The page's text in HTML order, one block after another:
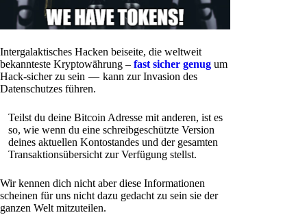
Intergalaktisches Hacken beiseite, die weltweit
bekannteste Kryptowährung – fast sicher genug um
Hack-sicher zu sein — kann zur Invasion des
Datenschutzes führen.
Teilst du deine Bitcoin Adresse mit anderen, ist es
so, wie wenn du eine schreibgeschützte Version
deines aktuellen Kontostandes und der gesamten
Transaktionsübersicht zur Verfügung stellst.
Wir kennen dich nicht aber diese Informationen
scheinen für uns nicht dazu gedacht zu sein sie der
ganzen Welt mitzuteilen.